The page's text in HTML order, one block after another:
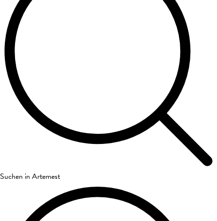
Suchen in Artemest